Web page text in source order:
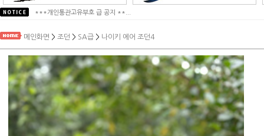
***개인통관고유부호 급 공지 **...
*2025년 추석연휴 배송안내*
메인화면 > 조던 > SA급 > 나이키 에어 조던4